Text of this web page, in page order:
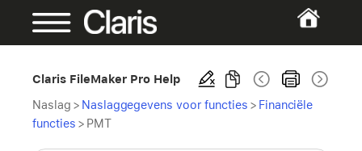
Claris FileMaker Pro Help
Naslag > Naslaggegevens voor functies > Financiële
functies > PMT